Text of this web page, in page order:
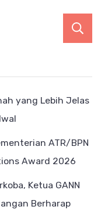
yang Lebih Jelas
ATR/BPN
Award 2026
Ketua GANN
Berharap